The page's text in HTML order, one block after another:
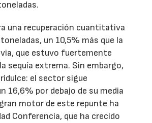
una recuperación cuantitativa
un 10,5% más que la
que estuvo fuertemente
sequía extrema. Sin embargo,
el sector sigue
16,6% por debajo de su media
motor de este repunte ha
Conferencia, que ha crecido